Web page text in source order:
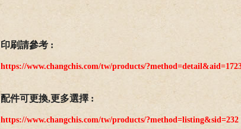
印刷請參考 :
https://www.changchis.com/tw/products/
配件可更換,更多選擇 :
https://www.changchis.com/tw/products/?method=listing&sid=232